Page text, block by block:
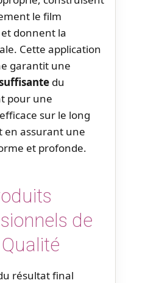
le film
donnent la
Cette application
garantit une
du
pour une
sur le long
en assurant une
et profonde.
de
résultat final